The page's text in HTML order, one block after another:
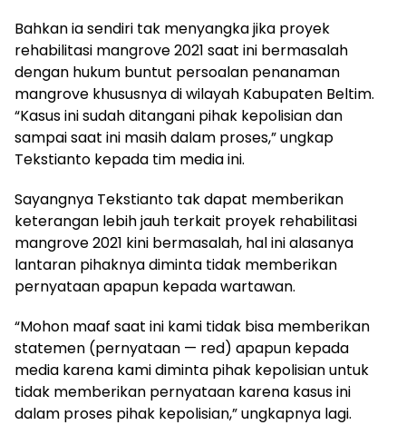
Bahkan ia sendiri tak menyangka jika proyek
rehabilitasi mangrove 2021 saat ini bermasalah
dengan hukum buntut persoalan penanaman
mangrove khususnya di wilayah Kabupaten Beltim.
“Kasus ini sudah ditangani pihak kepolisian dan
sampai saat ini masih dalam proses,” ungkap
Tekstianto kepada tim media ini.
Sayangnya Tekstianto tak dapat memberikan
keterangan lebih jauh terkait proyek rehabilitasi
mangrove 2021 kini bermasalah, hal ini alasanya
lantaran pihaknya diminta tidak memberikan
pernyataan apapun kepada wartawan.
“Mohon maaf saat ini kami tidak bisa memberikan
statemen (pernyataan — red) apapun kepada
media karena kami diminta pihak kepolisian untuk
tidak memberikan pernyataan karena kasus ini
dalam proses pihak kepolisian,” ungkapnya lagi.